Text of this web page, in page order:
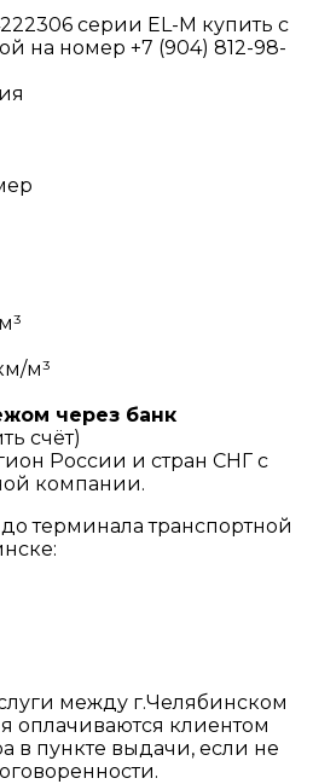
серии EL-M купить с
на номер +7 (904) 812-98-
м³
через банк
счёт)
России и стран СНГ с
компании.
терминала транспортной
между г.Челябинском
оплачиваются клиентом
в пункте выдачи, если не